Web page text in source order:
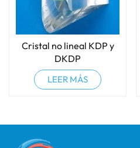
Cristal no lineal KDP y
DKDP
LEER MÁS